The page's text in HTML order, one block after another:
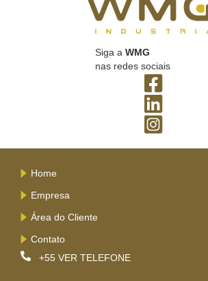
Siga a WMG
nas redes sociais
Home
Empresa
Área do Cliente
Contato
+55 VER TELEFONE